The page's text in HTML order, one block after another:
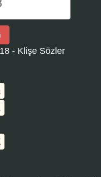
- Klişe Sözler